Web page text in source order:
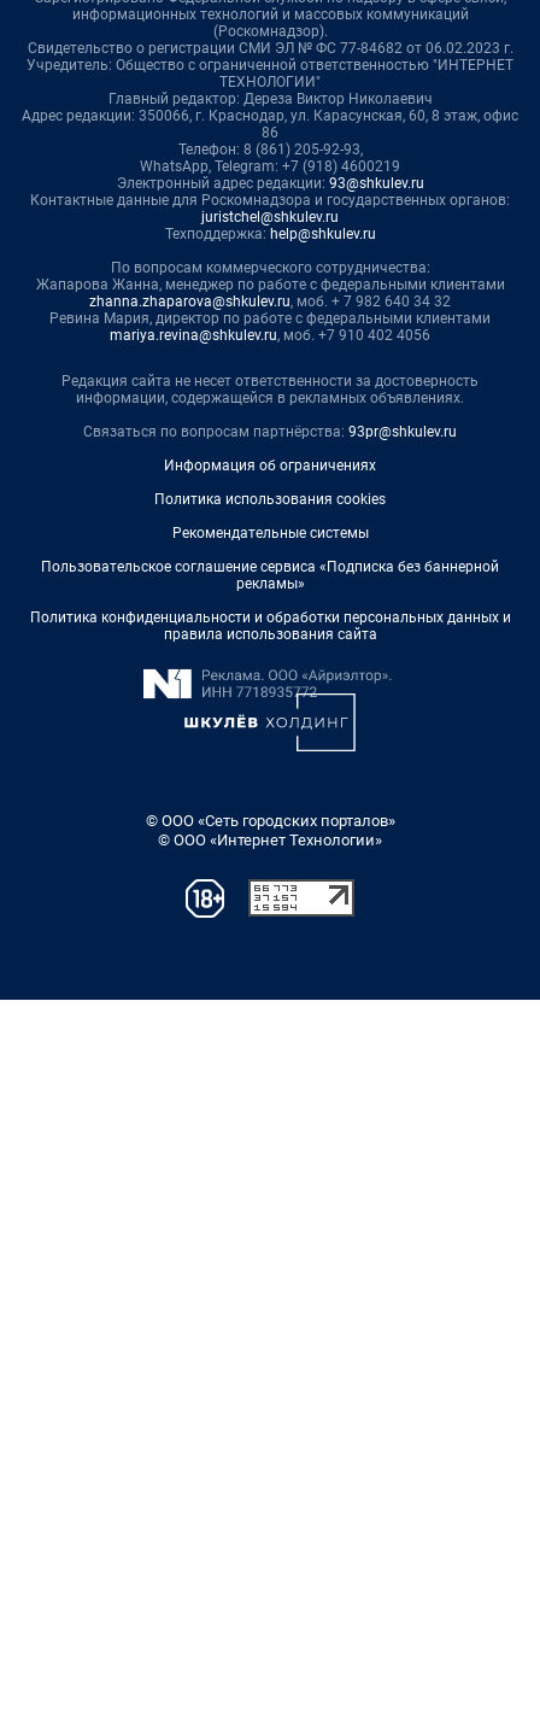
информационных технологий и массовых коммуникаций
(Роскомнадзор).
Свидетельство о регистрации СМИ ЭЛ № ФС 77-84682 от 06.02.2023 г.
Учредитель: Общество с ограниченной ответственностью "ИНТЕРНЕТ
ТЕХНОЛОГИИ"
Главный редактор: Дереза Виктор Николаевич
Адрес редакции: 350066, г. Краснодар, ул. Карасунская, 60, 8 этаж, офис
86
Телефон: 8 (861) 205-92-93,
WhatsApp, Telegram: +7 (918) 4600219
Электронный адрес редакции: 93@shkulev.ru
Контактные данные для Роскомнадзора и государственных органов:
juristchel@shkulev.ru
Техподдержка: help@shkulev.ru
По вопросам коммерческого сотрудничества:
Жапарова Жанна, менеджер по работе с федеральными клиентами
zhanna.zhaparova@shkulev.ru, моб. + 7 982 640 34 32
Ревина Мария, директор по работе с федеральными клиентами
mariya.revina@shkulev.ru, моб. +7 910 402 4056
Редакция сайта не несет ответственности за достоверность
информации, содержащейся в рекламных объявлениях.
Связаться по вопросам партнёрства: 93pr@shkulev.ru
Информация об ограничениях
Политика использования cookies
Рекомендательные системы
Пользовательское соглашение сервиса «Подписка без баннерной
рекламы»
Политика конфиденциальности и обработки персональных данных и
правила использования сайта
© ООО «Сеть городских порталов»
© ООО «Интернет Технологии»